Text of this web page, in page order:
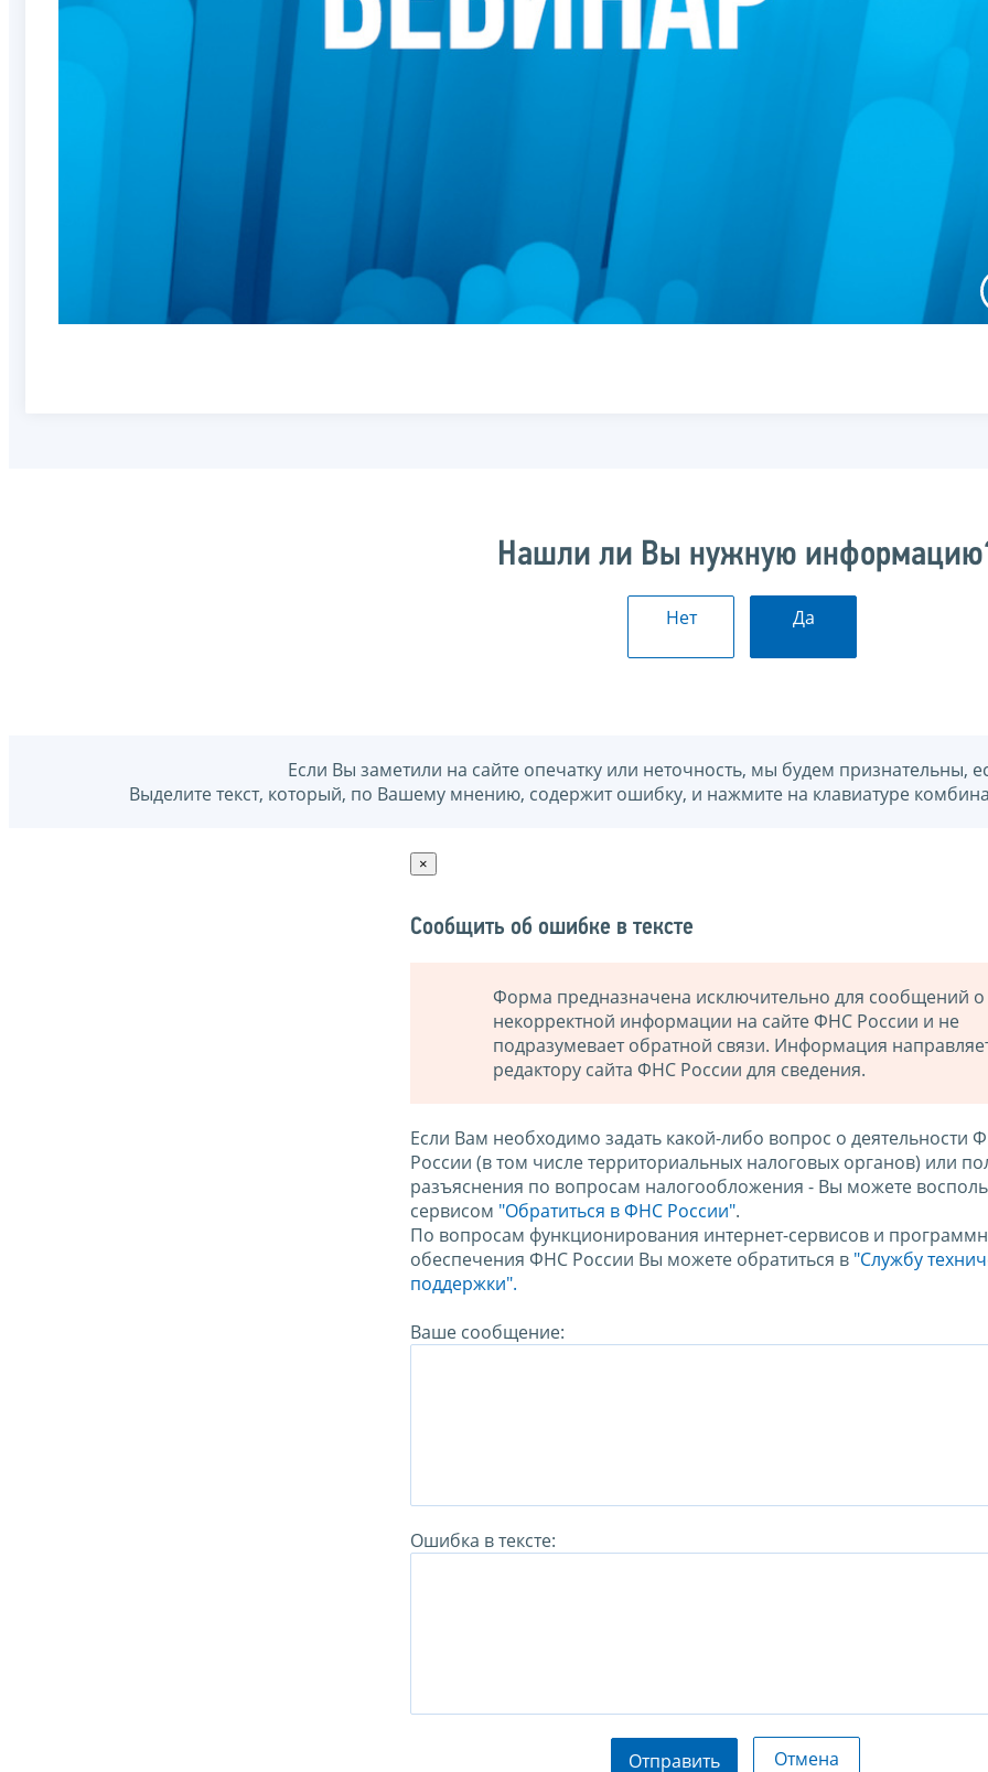
Нашли ли Вы нужную
Нет Да
Если Вы заметили на сайте опечатку или неточность, мы будем признательны,
Выделите текст, который, по Вашему мнению, содержит ошибку, и нажмите на клавиатуре
×
Сообщить об ошибке в тексте
Форма предназначена исключительно для сообщений о
некорректной информации на сайте ФНС России и не
подразумевает обратной связи. Информация
редактору сайта ФНС России для сведения.
Если Вам необходимо задать какой-либо вопрос о деятельности
России (в том числе территориальных налоговых органов) или
разъяснения по вопросам налогообложения - Вы можете
сервисом "Обратиться в ФНС России".
По вопросам функционирования интернет-сервисов и
обеспечения ФНС России Вы можете обратиться в "Службу
поддержки".
Ваше сообщение:
Ошибка в тексте:
Отправить Отмена